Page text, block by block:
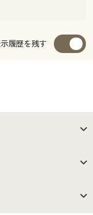
履歴を残す